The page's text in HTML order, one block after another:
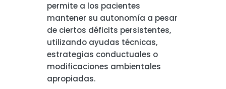
permite a los pacientes
mantener su autonomía a pesar
de ciertos déficits persistentes,
utilizando ayudas técnicas,
estrategias conductuales o
modificaciones ambientales
apropiadas.